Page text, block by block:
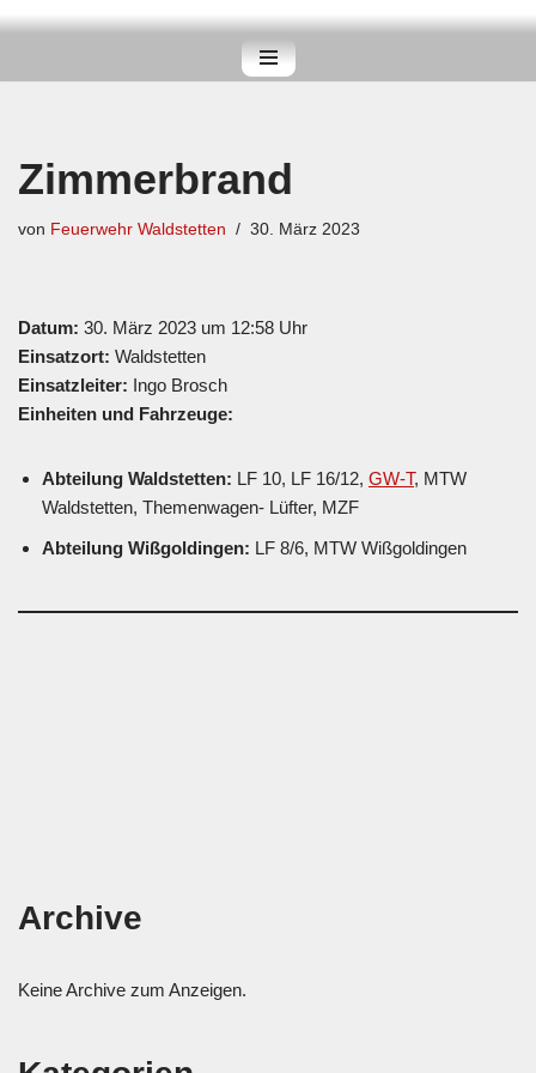
Zimmerbrand
von Feuerwehr Waldstetten 30. März 2023
Datum: 30. März 2023 um 12:58 Uhr
Einsatzort: Waldstetten
Einsatzleiter: Ingo Brosch
Einheiten und Fahrzeuge:
Abteilung Waldstetten: LF 10, LF 16/12, GW-T, MTW
Waldstetten, Themenwagen- Lüfter, MZF
Abteilung Wißgoldingen: LF 8/6, MTW Wißgoldingen
Archive
Keine Archive zum Anzeigen.